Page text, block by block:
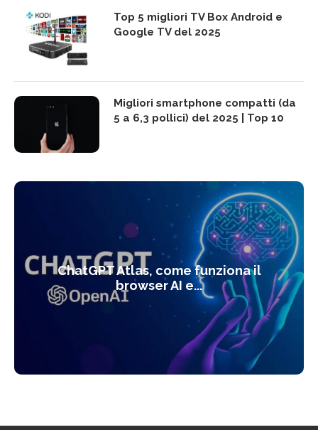
Top 5 migliori TV Box Android e
Google TV del 2025
Migliori smartphone compatti (da
5 a 6,3 pollici) del 2025 | Top 10
ChatGPT Atlas, come funziona il
browser AI e...